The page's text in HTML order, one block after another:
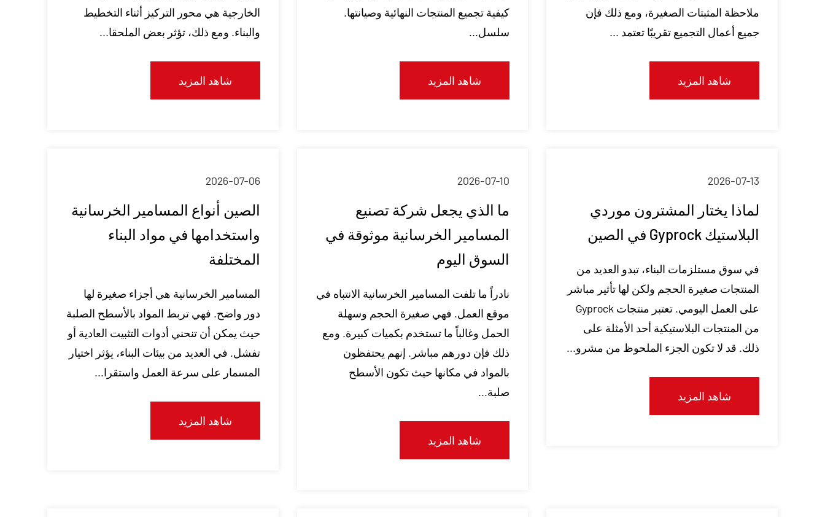
ملاحظة المثبتات الصغيرة، ومع ذلك فإن
جميع أعمال التجميع تقريبًا تعتمد ...
شاهد المزيد
كيفية تجميع المنتجات النهائية وصيانتها.
سلسل...
شاهد المزيد
الخارجية هي محور التركيز أثناء التخطيط
والبناء. ومع ذلك، تؤثر بعض الملحقا...
شاهد المزيد
2026-07-13
لماذا يختار المشترون موردي
البلاستيك Gyprock في الصين
في سوق مستلزمات البناء، تبدو العديد من
المنتجات صغيرة الحجم ولكن لها تأثير مباشر
على العمل اليومي. تعتبر منتجات Gyprock
من المنتجات البلاستيكية أحد الأمثلة على
ذلك. قد لا تكون الجزء الملحوظ من مشرو...
شاهد المزيد
2026-07-10
ما الذي يجعل شركة تصنيع
المسامير الخرسانية موثوقة في
السوق اليوم
نادراً ما تلفت المسامير الخرسانية الانتباه في
موقع العمل. فهي صغيرة الحجم وسهلة
الحمل وغالباً ما تستخدم بكميات كبيرة. ومع
ذلك فإن دورهم مباشر. إنهم يحتفظون
بالمواد في مكانها حيث تكون الأسطح
صلبة...
شاهد المزيد
2026-07-06
الصين أنواع المسامير الخرسانية
واستخدامها في مواد البناء
المختلفة
المسامير الخرسانية هي أجزاء صغيرة لها
دور واضح. فهي تربط المواد بالأسطح الصلبة
حيث يمكن أن تنحني أدوات التثبيت العادية أو
تفشل. في العديد من بيئات البناء، يؤثر اختيار
المسمار على سرعة العمل واستقرا...
شاهد المزيد